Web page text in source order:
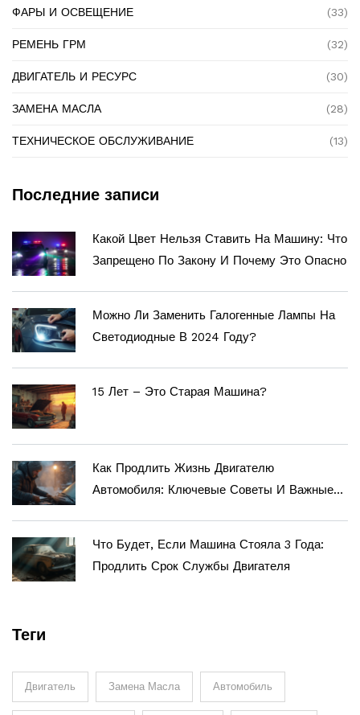
ФАРЫ И ОСВЕЩЕНИЕ (33)
РЕМЕНЬ ГРМ (32)
ДВИГАТЕЛЬ И РЕСУРС (30)
ЗАМЕНА МАСЛА (28)
ТЕХНИЧЕСКОЕ ОБСЛУЖИВАНИЕ (13)
Последние записи
Какой Цвет Нельзя Ставить На Машину: Что
Запрещено По Закону И Почему Это Опасно
Можно Ли Заменить Галогенные Лампы На
Светодиодные В 2024 Году?
15 Лет – Это Старая Машина?
Как Продлить Жизнь Двигателю
Автомобиля: Ключевые Советы И Важные
Что Будет, Если Машина Стояла 3 Года:
Продлить Срок Службы Двигателя
Теги
Двигатель Замена Масла Автомобиль